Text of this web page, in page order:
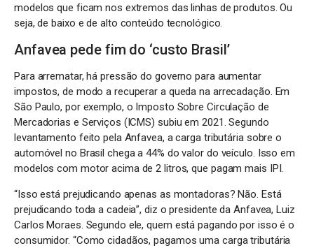
modelos que ficam nos extremos das linhas de produtos. Ou
seja, de baixo e de alto conteúdo tecnológico.
Anfavea pede fim do ‘custo Brasil’
Para arrematar, há pressão do governo para aumentar
impostos, de modo a recuperar a queda na arrecadação. Em
São Paulo, por exemplo, o Imposto Sobre Circulação de
Mercadorias e Serviços (ICMS) subiu em 2021. Segundo
levantamento feito pela Anfavea, a carga tributária sobre o
automóvel no Brasil chega a 44% do valor do veículo. Isso em
modelos com motor acima de 2 litros, que pagam mais IPI.
“Isso está prejudicando apenas as montadoras? Não. Está
prejudicando toda a cadeia”, diz o presidente da Anfavea, Luiz
Carlos Moraes. Segundo ele, quem está pagando por isso é o
consumidor. “Como cidadãos, pagamos uma carga tributária